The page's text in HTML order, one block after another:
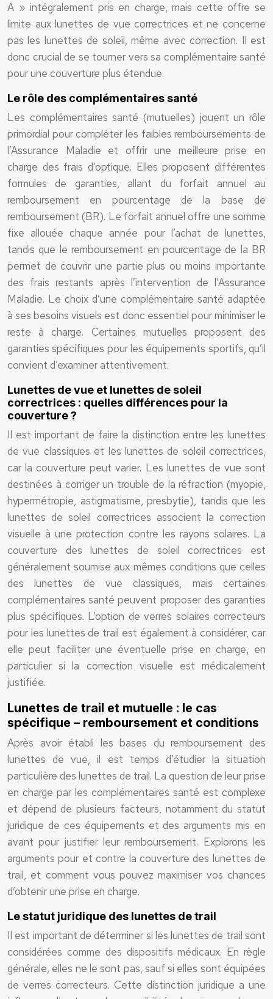
A » intégralement pris en charge, mais cette offre se
limite aux lunettes de vue correctrices et ne concerne
pas les lunettes de soleil, même avec correction. Il est
donc crucial de se tourner vers sa complémentaire santé
pour une couverture plus étendue.
Le rôle des complémentaires santé
Les complémentaires santé (mutuelles) jouent un rôle
primordial pour compléter les faibles remboursements de
l’Assurance Maladie et offrir une meilleure prise en
charge des frais d’optique. Elles proposent différentes
formules de garanties, allant du forfait annuel au
remboursement en pourcentage de la base de
remboursement (BR). Le forfait annuel offre une somme
fixe allouée chaque année pour l’achat de lunettes,
tandis que le remboursement en pourcentage de la BR
permet de couvrir une partie plus ou moins importante
des frais restants après l’intervention de l’Assurance
Maladie. Le choix d’une complémentaire santé adaptée
à ses besoins visuels est donc essentiel pour minimiser le
reste à charge. Certaines mutuelles proposent des
garanties spécifiques pour les équipements sportifs, qu’il
convient d’examiner attentivement.
Lunettes de vue et lunettes de soleil
correctrices : quelles différences pour la
couverture ?
Il est important de faire la distinction entre les lunettes
de vue classiques et les lunettes de soleil correctrices,
car la couverture peut varier. Les lunettes de vue sont
destinées à corriger un trouble de la réfraction (myopie,
hypermétropie, astigmatisme, presbytie), tandis que les
lunettes de soleil correctrices associent la correction
visuelle à une protection contre les rayons solaires. La
couverture des lunettes de soleil correctrices est
généralement soumise aux mêmes conditions que celles
des lunettes de vue classiques, mais certaines
complémentaires santé peuvent proposer des garanties
plus spécifiques. L’option de verres solaires correcteurs
pour les lunettes de trail est également à considérer, car
elle peut faciliter une éventuelle prise en charge, en
particulier si la correction visuelle est médicalement
justifiée.
Lunettes de trail et mutuelle : le cas
spécifique – remboursement et conditions
Après avoir établi les bases du remboursement des
lunettes de vue, il est temps d’étudier la situation
particulière des lunettes de trail. La question de leur prise
en charge par les complémentaires santé est complexe
et dépend de plusieurs facteurs, notamment du statut
juridique de ces équipements et des arguments mis en
avant pour justifier leur remboursement. Explorons les
arguments pour et contre la couverture des lunettes de
trail, et comment vous pouvez maximiser vos chances
d’obtenir une prise en charge.
Le statut juridique des lunettes de trail
Il est important de déterminer si les lunettes de trail sont
considérées comme des dispositifs médicaux. En règle
générale, elles ne le sont pas, sauf si elles sont équipées
de verres correcteurs. Cette distinction juridique a une